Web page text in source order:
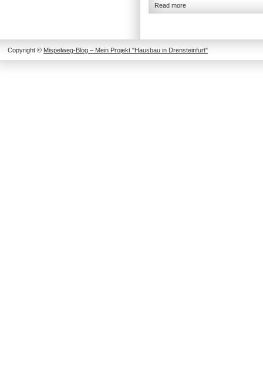
Read more
Copyright © Mispelweg-Blog – Mein Projekt "Hausbau in Drensteinfurt"